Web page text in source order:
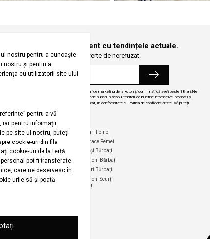
vă pentru a fi la curent cu tendințele actuale.
Fiți primii care primesc oferte de nerefuzat.
nostru informativ, sunteți de acord să primiți comunicări de marketing de la Koton și confirmați că aveți peste 18 ani.Ne
confidențialitatea și vom folosi informațiile dvs. personale numai în scopul trimiterii de buletine informative, promoții și
și serviciile noastre, să vă oferim conținut personalizat, în conformitate cu Politica de confidențialitate. Vă puteți
și
Categorii Populare
Rochii Femei
Tricouri Femei
Cămăși Femei
Pantaloni Femei
Fuste Femei
Maiouri Femei
Hanorace Femei
Cămași Bărbați
Pantaloni Bărbați
Tricouri Bărbați
Pantaloni Scurți
Bărbați